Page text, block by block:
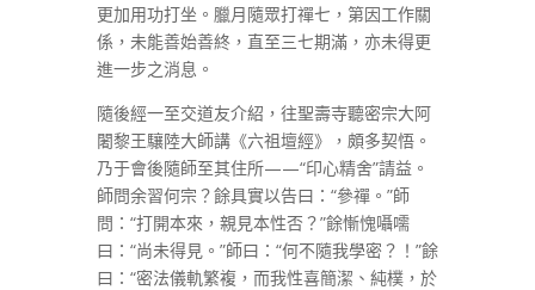
更加用功打坐。臘月隨眾打禪七，第因工作關
係，未能善始善終，直至三七期滿，亦未得更
進一步之消息。
隨後經一至交道友介紹，往聖壽寺聽密宗大阿
闍黎王驤陸大師講《六祖壇經》，頗多契悟。
乃于會後隨師至其住所——“印心精舍”請益。
師問余習何宗？餘具實以告曰：“參禪。”師
問：“打開本來，親見本性否？”餘慚愧囁嚅
曰：“尚未得見。”師曰：“何不隨我學密？！”餘
曰：“密法儀軌繁複，而我性喜簡潔、純樸，於